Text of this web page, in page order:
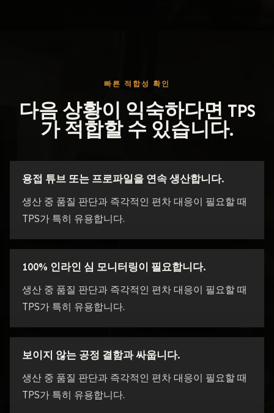
빠른 적합성 확인
다음 상황이 익숙하다면 TPS
가 적합할 수 있습니다.
용접 튜브 또는 프로파일을 연속 생산합니다.
생산 중 품질 판단과 즉각적인 편차 대응이 필요할 때
TPS가 특히 유용합니다.
100% 인라인 심 모니터링이 필요합니다.
생산 중 품질 판단과 즉각적인 편차 대응이 필요할 때
TPS가 특히 유용합니다.
보이지 않는 공정 결함과 싸웁니다.
생산 중 품질 판단과 즉각적인 편차 대응이 필요할 때
TPS가 특히 유용합니다.